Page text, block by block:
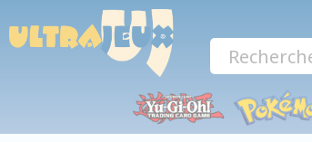
Panneau de gestion des cookies